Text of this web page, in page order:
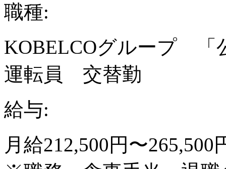
職種:
KOBELCOグループ 「
運転員 交替勤
給与:
月給212,500円〜265,500